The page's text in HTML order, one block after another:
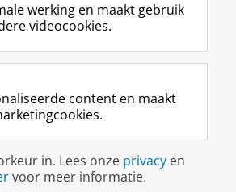
e
b
o
p
a
i
n
a
k
e
I
-
p
g
i
n
-
f
e
R
k
s
u
t
r
m
c
c
o
T
e
k
a
a
Copyright
Inloggen
werking en maakt gebruik
videocookies.
content en maakt
in. Lees onze privacy en
voor meer informatie.